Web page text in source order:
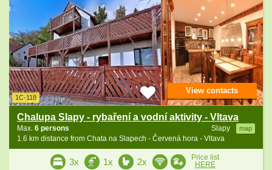
1C-118
Chalupa Slapy - rybaření a vodní aktivity - Vltava
Slapy map
Max. 6 persons
1.6 km distance from Chata na Slapech - Červená hora - Vltava
View contacts
3x 1x 2x
Price list
HERE